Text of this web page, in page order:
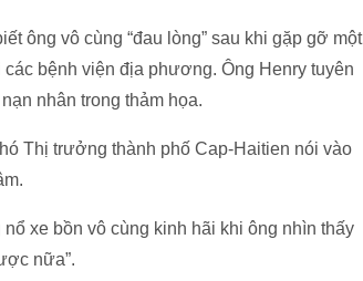
ông vô cùng “đau lòng” sau khi gặp gỡ một
bệnh viện địa phương. Ông Henry tuyên
nhân trong thảm họa.
Thị trưởng thành phố Cap-Haitien nói vào
xe bồn vô cùng kinh hãi khi ông nhìn thấy
nữa”.